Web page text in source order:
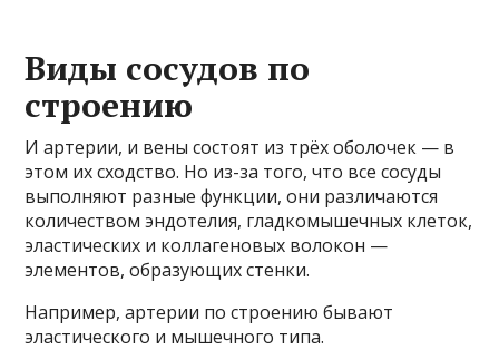
Виды сосудов по
строению
И артерии, и вены состоят из трёх оболочек — в
этом их сходство. Но из-за того, что все сосуды
выполняют разные функции, они различаются
количеством эндотелия, гладкомышечных клеток,
эластических и коллагеновых волокон —
элементов, образующих стенки.
Например, артерии по строению бывают
эластического и мышечного типа.